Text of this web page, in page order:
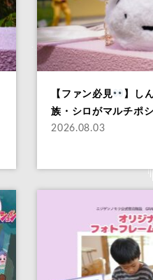
【ファン必見
】し
族・シロがマルチポ
2026.08.03